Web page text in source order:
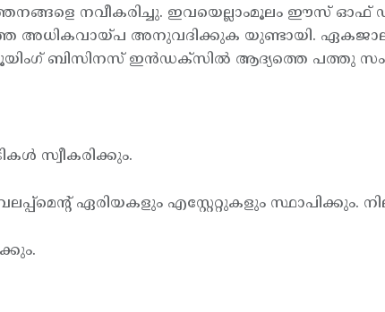
നവീകരിച്ചു. ഇവയെല്ലാംമൂലം ഈസ് ഓഫ്
അധികവായ്പ അനുവദിക്കുക യുണ്ടായി.
ബിസിനസ് ഇന്‍ഡക്സില്‍ ആദ്യത്തെ പത്തു
സ്വീകരിക്കും.
ഏരിയകളും എസ്റ്റേറ്റുകളും സ്ഥാപിക്കും.